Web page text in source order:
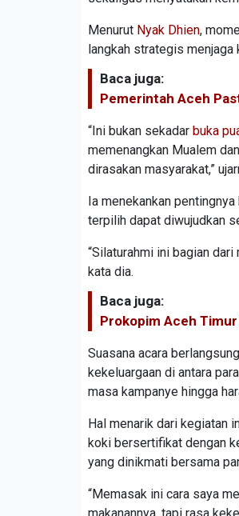
Menurut Nyak Dhien,
langkah strategis menjaga
Baca juga:
Pemerintah Aceh
“Ini bukan sekadar buka
memenangkan Mualem
dirasakan masyarakat,”
Ia menekankan
terpilih dapat diwujudkan
“Silaturahmi ini bagian
kata dia.
Baca juga:
Prokopim Aceh
Suasana acara
kekeluargaan di antara
masa kampanye hingga
Hal menarik dari kegiatan
koki bersertifikat dengan
yang dinikmati bersama
“Memasak ini cara saya